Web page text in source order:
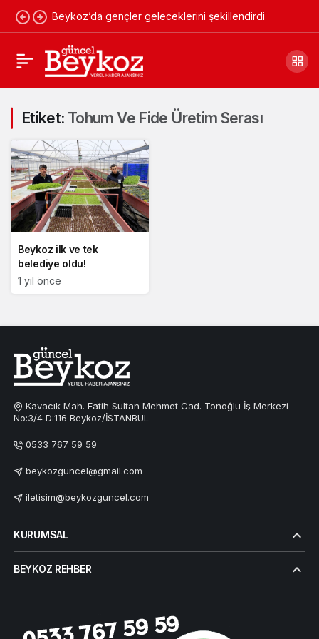
Beykoz’da gençler geleceklerini şekillendirdi
Etiket: Tohum Ve Fide Üretim Serası
Beykoz ilk ve tek
belediye oldu!
1 yıl önce
Kavacık Mah. Fatih Sultan Mehmet Cad. Tonoğlu İş Merkezi
No:3/4 D:116 Beykoz/İSTANBUL
0533 767 59 59
beykozguncel@gmail.com
iletisim@beykozguncel.com
KURUMSAL
BEYKOZ REHBER